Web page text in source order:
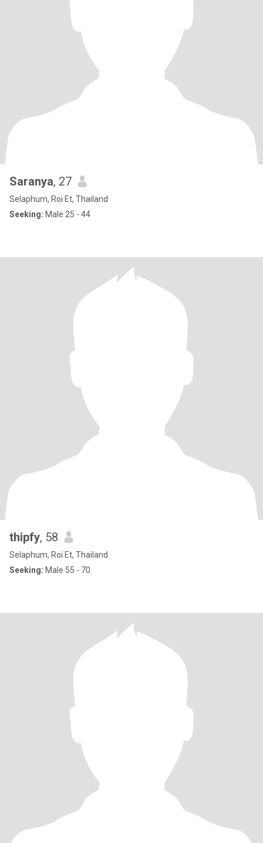
Saranya, 27
Selaphum, Roi Et, Thailand
Seeking: Male 25 - 44
thipfy, 58
Selaphum, Roi Et, Thailand
Seeking: Male 55 - 70